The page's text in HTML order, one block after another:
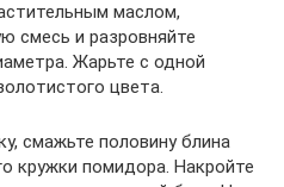
маслом,
смесь и разровняйте
Жарьте с одной
цвета.
смажьте половину блина
кружки помидора. Накройте